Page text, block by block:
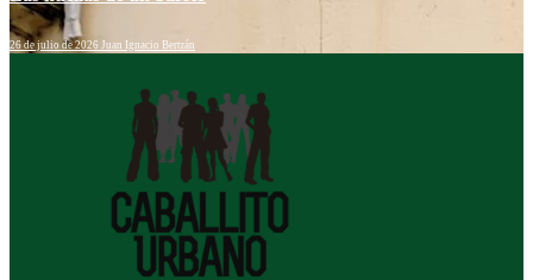
26 de julio de 2026 Juan Ignacio Bertrán